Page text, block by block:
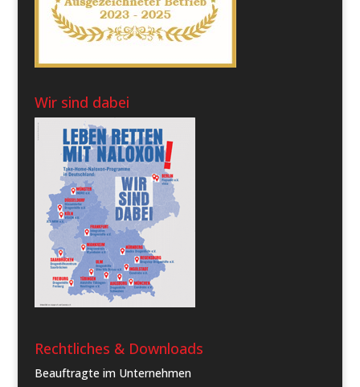
Wir sind dabei
Rechtliches & Downloads
Beauftragte im Unternehmen